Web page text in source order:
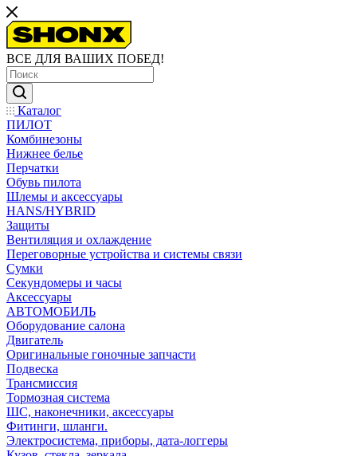
ВСЕ ДЛЯ ВАШИХ ПОБЕД!
Каталог
ПИЛОТ
Комбинезоны
Нижнее белье
Перчатки
Обувь пилота
Шлемы и аксессуары
HANS/HYBRID
Защиты
Вентиляция и охлаждение
Переговорные устройства и системы связи
Сумки
Секундомеры и часы
Аксессуары
АВТОМОБИЛЬ
Оборудование салона
Двигатель
Оригинальные гоночные запчасти
Подвеска
Трансмиссия
Тормозная система
ШС, наконечники, аксессуары
Фитинги, шланги.
Электросистема, приборы, дата-логгеры